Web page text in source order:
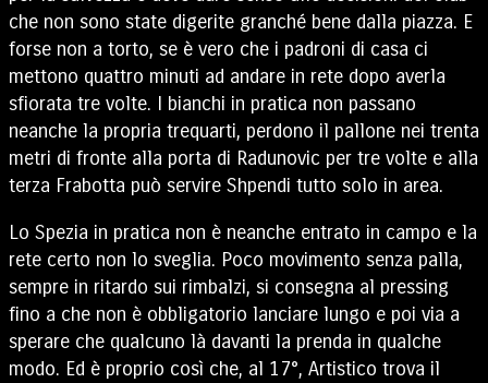
che non sono state digerite granché bene dalla piazza. E
forse non a torto, se è vero che i padroni di casa ci
mettono quattro minuti ad andare in rete dopo averla
sfiorata tre volte. I bianchi in pratica non passano
neanche la propria trequarti, perdono il pallone nei trenta
metri di fronte alla porta di Radunovic per tre volte e alla
terza Frabotta può servire Shpendi tutto solo in area.
Lo Spezia in pratica non è neanche entrato in campo e la
rete certo non lo sveglia. Poco movimento senza palla,
sempre in ritardo sui rimbalzi, si consegna al pressing
fino a che non è obbligatorio lanciare lungo e poi via a
sperare che qualcuno là davanti la prenda in qualche
modo. Ed è proprio così che, al 17°, Artistico trova il